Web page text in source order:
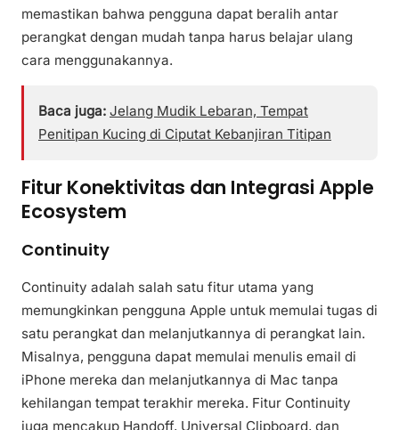
memastikan bahwa pengguna dapat beralih antar
perangkat dengan mudah tanpa harus belajar ulang
cara menggunakannya.
Baca juga: Jelang Mudik Lebaran, Tempat
Penitipan Kucing di Ciputat Kebanjiran Titipan
Fitur Konektivitas dan Integrasi Apple
Ecosystem
Continuity
Continuity adalah salah satu fitur utama yang
memungkinkan pengguna Apple untuk memulai tugas di
satu perangkat dan melanjutkannya di perangkat lain.
Misalnya, pengguna dapat memulai menulis email di
iPhone mereka dan melanjutkannya di Mac tanpa
kehilangan tempat terakhir mereka. Fitur Continuity
juga mencakup Handoff, Universal Clipboard, dan